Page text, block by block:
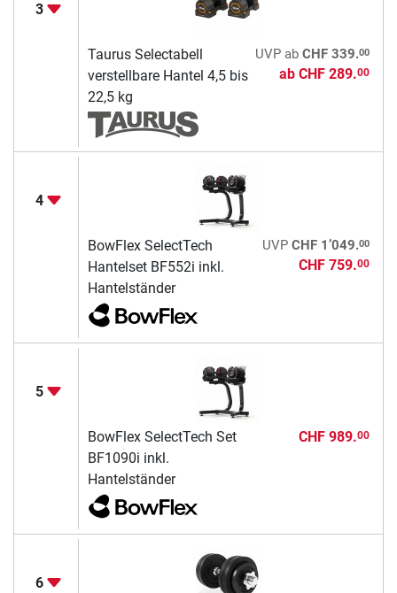
3
Taurus Selectabell
verstellbare Hantel 4,5 bis
22,5 kg
UVPab CHF 339.00
ab CHF 289.00
4
BowFlex SelectTech
Hantelset BF552i inkl.
Hantelständer
UVP CHF 1’049.00
CHF 759.00
5
BowFlex SelectTech Set
BF1090i inkl.
Hantelständer
CHF 989.00
6